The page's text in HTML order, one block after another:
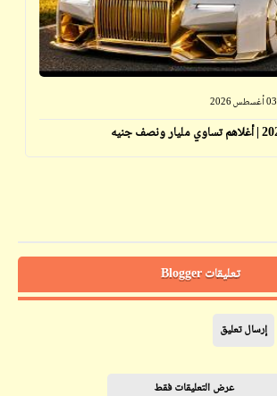
03 أغسطس 2026
تعليقات Blogger
إرسال تعليق
عرض التعليقات فقط